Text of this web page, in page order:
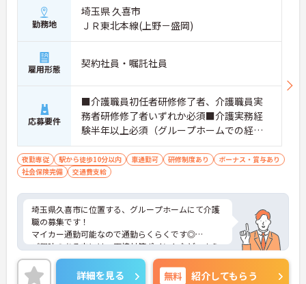
勤務地
埼玉県 久喜市
ＪＲ東北本線(上野－盛岡)
雇用形態 契約社員・嘱託社員
応募要件
■介護職員初任者研修修了者、介護職員実
務者研修修了者いずれか必須■介護実務経
験半年以上必須（グループホームでの経験
は問いません）■スマートフォンでのデー
タ入力が必須となります
夜勤専従 駅から徒歩10分以内 車通勤可 研修制度あり
ボーナス・賞与あり
社会保険完備
交通費支給
埼玉県久喜市に位置する、グループホームにて介護
職の募集です！
マイカー通勤可能なので通勤らくらくです◎
ご興味のある方には、面接対策ポイントなど、さら
に詳細をお話しいたしますのでお気軽にご相談くだ
さい！
詳細を見る 無料 紹介してもらう